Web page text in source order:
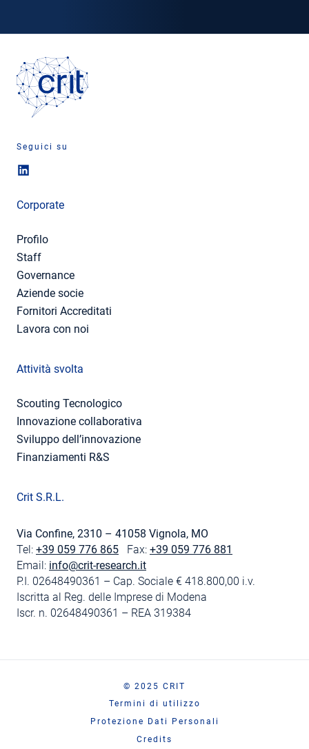
Seguici su
Corporate
Profilo
Staff
Governance
Aziende socie
Fornitori Accreditati
Lavora con noi
Attività svolta
Scouting Tecnologico
Innovazione collaborativa
Sviluppo dell’innovazione
Finanziamenti R&S
Crit S.R.L.
Via Confine, 2310 – 41058 Vignola, MO
Tel: +39 059 776 865 Fax: +39 059 776 881
Email: info@crit-research.it
P.I. 02648490361 – Cap. Sociale € 418.800,00 i.v.
Iscritta al Reg. delle Imprese di Modena
Iscr. n. 02648490361 – REA 319384
© 2025 CRIT
Termini di utilizzo
Protezione Dati Personali
Credits